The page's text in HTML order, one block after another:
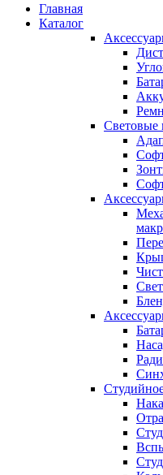
Главная
Каталог
Световые